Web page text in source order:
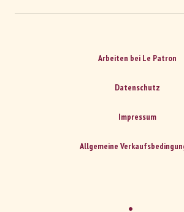
Arbeiten bei Le Patron
Datenschutz
Impressum
Allgemeine